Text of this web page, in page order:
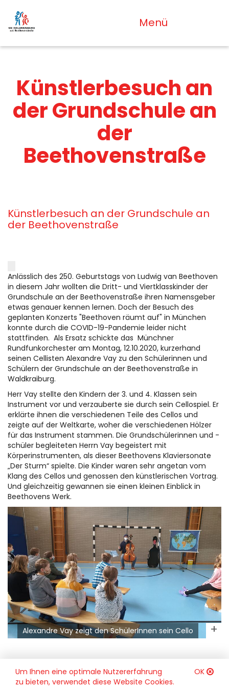
OK
Um Ihnen eine optimale Nutzererfahrung
zu bieten, verwendet diese Website Cookies.
Menü
Künstlerbesuch an
der Grundschule an
der
Beethovenstraße
Künstlerbesuch an der Grundschule an
der Beethovenstraße
Anlässlich des 250. Geburtstags von Ludwig van Beethoven
in diesem Jahr wollten die Dritt- und Viertklasskinder der
Grundschule an der Beethovenstraße ihren Namensgeber
etwas genauer kennen lernen. Doch der Besuch des
geplanten Konzerts "Beethoven räumt auf" in München
konnte durch die COVID-19-Pandemie leider nicht
stattfinden. Als Ersatz schickte das Münchner
Rundfunkorchester am Montag, 12.10.2020, kurzerhand
seinen Cellisten Alexandre Vay zu den Schülerinnen und
Schülern der Grundschule an der Beethovenstraße in
Waldkraiburg.
Herr Vay stellte den Kindern der 3. und 4. Klassen sein
Instrument vor und verzauberte sie durch sein Cellospiel. Er
erklärte ihnen die verschiedenen Teile des Cellos und
zeigte auf der Weltkarte, woher die verschiedenen Hölzer
für das Instrument stammen. Die Grundschülerinnen und -
schüler begleiteten Herrn Vay begeistert mit
Körperinstrumenten, als dieser Beethovens Klaviersonate
„Der Sturm“ spielte. Die Kinder waren sehr angetan vom
Klang des Cellos und genossen den künstlerischen Vortrag.
Und gleichzeitig gewannen sie einen kleinen Einblick in
Beethovens Werk.
Alexandre Vay zeigt den SchülerInnen sein Cello